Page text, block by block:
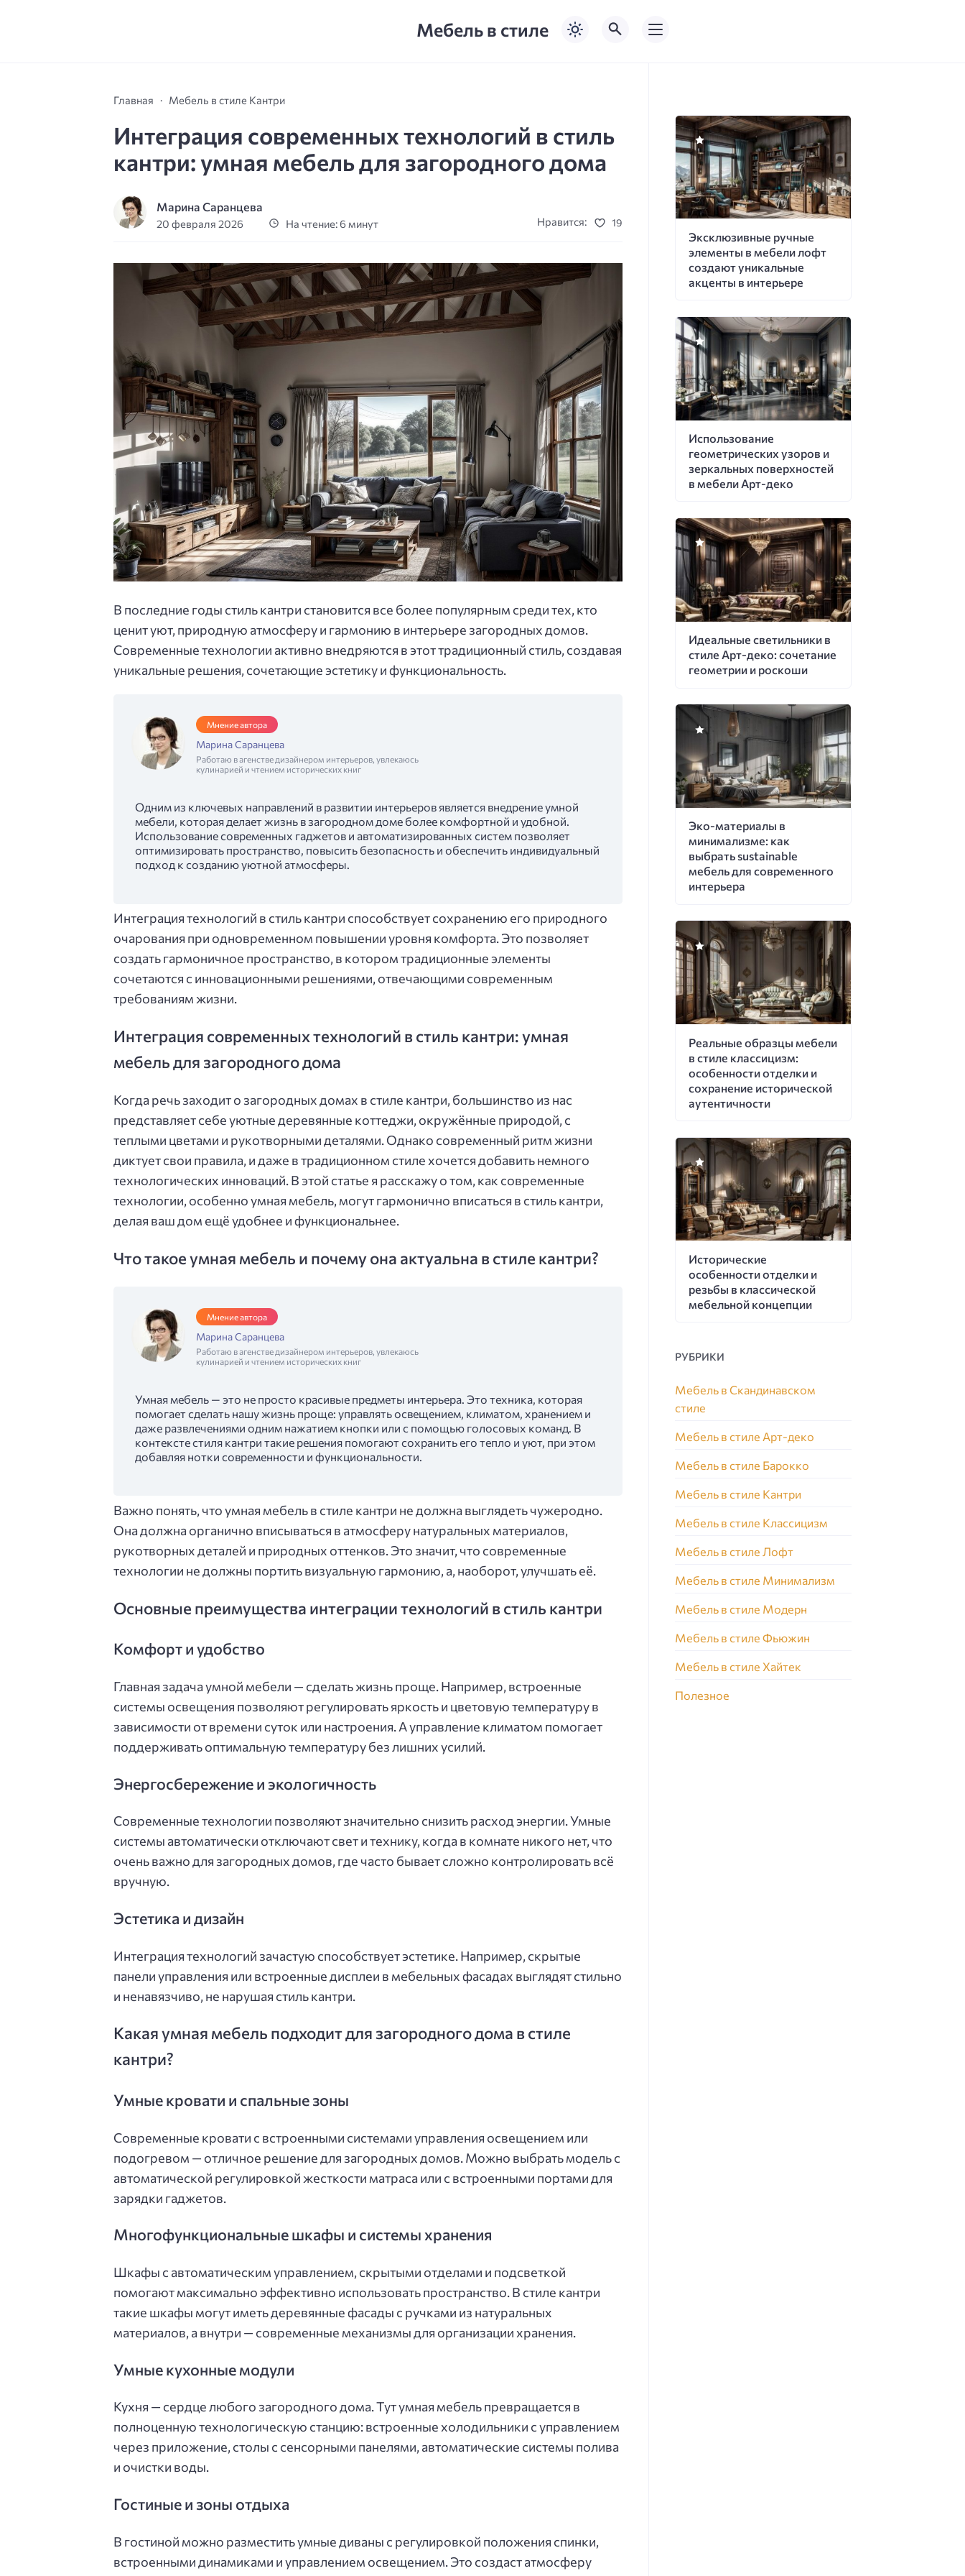
Мебель в стиле
Главная Мебель в стиле Кантри
Интеграция современных технологий в стиль
кантри: умная мебель для загородного дома
Марина Саранцева
20 февраля 2026 На чтение: 6 минут Нравится: 19
В последние годы стиль кантри становится все более популярным среди тех, кто
ценит уют, природную атмосферу и гармонию в интерьере загородных домов.
Современные технологии активно внедряются в этот традиционный стиль, создавая
уникальные решения, сочетающие эстетику и функциональность.
Мнение автора
Марина Саранцева
Работаю в агенстве дизайнером интерьеров, увлекаюсь
кулинарией и чтением исторических книг
Одним из ключевых направлений в развитии интерьеров является внедрение умной
мебели, которая делает жизнь в загородном доме более комфортной и удобной.
Использование современных гаджетов и автоматизированных систем позволяет
оптимизировать пространство, повысить безопасность и обеспечить индивидуальный
подход к созданию уютной атмосферы.
Интеграция технологий в стиль кантри способствует сохранению его природного
очарования при одновременном повышении уровня комфорта. Это позволяет
создать гармоничное пространство, в котором традиционные элементы
сочетаются с инновационными решениями, отвечающими современным
требованиям жизни.
Интеграция современных технологий в стиль кантри: умная
мебель для загородного дома
Когда речь заходит о загородных домах в стиле кантри, большинство из нас
представляет себе уютные деревянные коттеджи, окружённые природой, с
теплыми цветами и рукотворными деталями. Однако современный ритм жизни
диктует свои правила, и даже в традиционном стиле хочется добавить немного
технологических инноваций. В этой статье я расскажу о том, как современные
технологии, особенно умная мебель, могут гармонично вписаться в стиль кантри,
делая ваш дом ещё удобнее и функциональнее.
Что такое умная мебель и почему она актуальна в стиле кантри?
Мнение автора
Марина Саранцева
Работаю в агенстве дизайнером интерьеров, увлекаюсь
кулинарией и чтением исторических книг
Умная мебель — это не просто красивые предметы интерьера. Это техника, которая
помогает сделать нашу жизнь проще: управлять освещением, климатом, хранением и
даже развлечениями одним нажатием кнопки или с помощью голосовых команд. В
контексте стиля кантри такие решения помогают сохранить его тепло и уют, при этом
добавляя нотки современности и функциональности.
Важно понять, что умная мебель в стиле кантри не должна выглядеть чужеродно.
Она должна органично вписываться в атмосферу натуральных материалов,
рукотворных деталей и природных оттенков. Это значит, что современные
технологии не должны портить визуальную гармонию, а, наоборот, улучшать её.
Основные преимущества интеграции технологий в стиль кантри
Комфорт и удобство
Главная задача умной мебели — сделать жизнь проще. Например, встроенные
системы освещения позволяют регулировать яркость и цветовую температуру в
зависимости от времени суток или настроения. А управление климатом помогает
поддерживать оптимальную температуру без лишних усилий.
Энергосбережение и экологичность
Современные технологии позволяют значительно снизить расход энергии. Умные
системы автоматически отключают свет и технику, когда в комнате никого нет, что
очень важно для загородных домов, где часто бывает сложно контролировать всё
вручную.
Эстетика и дизайн
Интеграция технологий зачастую способствует эстетике. Например, скрытые
панели управления или встроенные дисплеи в мебельных фасадах выглядят стильно
и ненавязчиво, не нарушая стиль кантри.
Какая умная мебель подходит для загородного дома в стиле
кантри?
Умные кровати и спальные зоны
Современные кровати с встроенными системами управления освещением или
подогревом — отличное решение для загородных домов. Можно выбрать модель с
автоматической регулировкой жесткости матраса или с встроенными портами для
зарядки гаджетов.
Многофункциональные шкафы и системы хранения
Шкафы с автоматическим управлением, скрытыми отделами и подсветкой
помогают максимально эффективно использовать пространство. В стиле кантри
такие шкафы могут иметь деревянные фасады с ручками из натуральных
материалов, а внутри — современные механизмы для организации хранения.
Умные кухонные модули
Кухня — сердце любого загородного дома. Тут умная мебель превращается в
полноценную технологическую станцию: встроенные холодильники с управлением
через приложение, столы с сенсорными панелями, автоматические системы полива
и очистки воды.
Гостиные и зоны отдыха
В гостиной можно разместить умные диваны с регулировкой положения спинки,
встроенными динамиками и управлением освещением. Это создаст атмосферу
Эксклюзивные ручные
элементы в мебели лофт
создают уникальные
акценты в интерьере
Использование
геометрических узоров и
зеркальных поверхностей
в мебели Арт-деко
Идеальные светильники в
стиле Арт-деко: сочетание
геометрии и роскоши
Эко-материалы в
минимализме: как
выбрать sustainable
мебель для современного
интерьера
Реальные образцы мебели
в стиле классицизм:
особенности отделки и
сохранение исторической
аутентичности
Исторические
особенности отделки и
резьбы в классической
мебельной концепции
РУБРИКИ
Мебель в Скандинавском
стиле
Мебель в стиле Арт-деко
Мебель в стиле Барокко
Мебель в стиле Кантри
Мебель в стиле Классицизм
Мебель в стиле Лофт
Мебель в стиле Минимализм
Мебель в стиле Модерн
Мебель в стиле Фьюжин
Мебель в стиле Хайтек
Полезное